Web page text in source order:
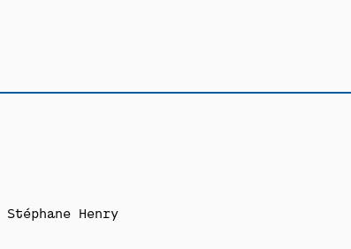
Henry